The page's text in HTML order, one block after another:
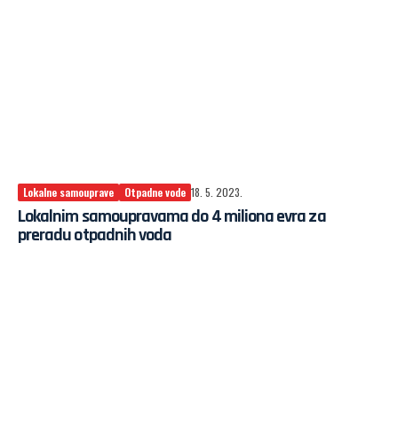
Lokalne samouprave Otpadne vode 18. 5. 2023.
Lokalnim samoupravama do 4 miliona evra za
preradu otpadnih voda